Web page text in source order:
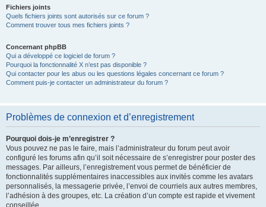
Fichiers joints
Quels fichiers joints sont autorisés sur ce forum ?
Comment trouver tous mes fichiers joints ?
Concernant phpBB
Qui a développé ce logiciel de forum ?
Pourquoi la fonctionnalité X n’est pas disponible ?
Qui contacter pour les abus ou les questions légales concernant ce forum ?
Comment puis-je contacter un administrateur du forum ?
Problèmes de connexion et d’enregistrement
Pourquoi dois-je m’enregistrer ?
Vous pouvez ne pas le faire, mais l’administrateur du forum peut avoir
configuré les forums afin qu’il soit nécessaire de s’enregistrer pour poster des
messages. Par ailleurs, l’enregistrement vous permet de bénéficier de
fonctionnalités supplémentaires inaccessibles aux invités comme les avatars
personnalisés, la messagerie privée, l’envoi de courriels aux autres membres,
l’adhésion à des groupes, etc. La création d’un compte est rapide et vivement
conseillée.